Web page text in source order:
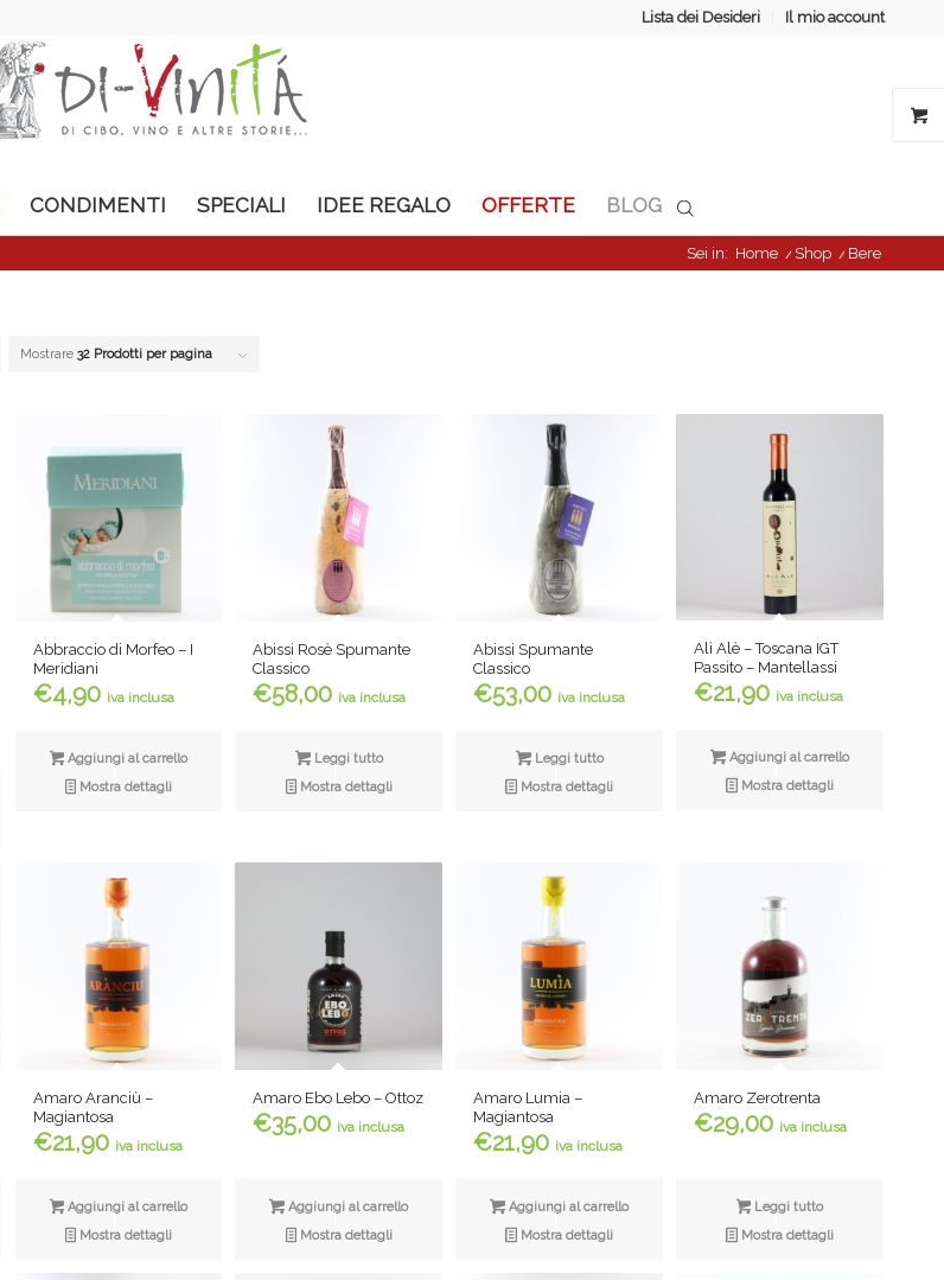
Lista dei Desideri Il mio account
CONDIMENTI SPECIALI IDEE REGALO OFFERTE BLOG
Sei in: Home / Shop / Bere
Mostrare 32 Prodotti per pagina
Abbraccio di Morfeo – I
Meridiani
€4,90 iva inclusa
Aggiungi al carrello
Mostra dettagli
Abissi Rosè Spumante
Classico
€58,00 iva inclusa
Leggi tutto
Mostra dettagli
Abissi Spumante
Classico
€53,00 iva inclusa
Leggi tutto
Mostra dettagli
Alì Alè – Toscana IGT
Passito – Mantellassi
€21,90 iva inclusa
Aggiungi al carrello
Mostra dettagli
Amaro Aranciù –
Magiantosa
€21,90 iva inclusa
Aggiungi al carrello
Mostra dettagli
Amaro Ebo Lebo – Ottoz
€35,00 iva inclusa
Aggiungi al carrello
Mostra dettagli
Amaro Lumia –
Magiantosa
€21,90 iva inclusa
Aggiungi al carrello
Mostra dettagli
Amaro Zerotrenta
€29,00 iva inclusa
Leggi tutto
Mostra dettagli